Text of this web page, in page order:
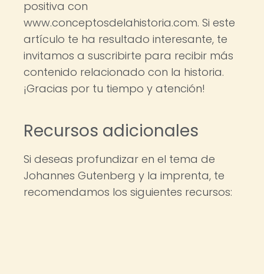
positiva con
www.conceptosdelahistoria.com. Si este
artículo te ha resultado interesante, te
invitamos a suscribirte para recibir más
contenido relacionado con la historia.
¡Gracias por tu tiempo y atención!
Recursos adicionales
Si deseas profundizar en el tema de
Johannes Gutenberg y la imprenta, te
recomendamos los siguientes recursos: